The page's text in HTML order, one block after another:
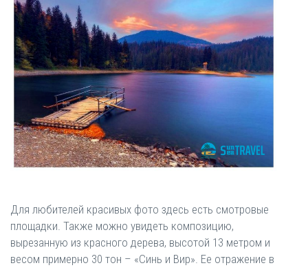
Для любителей красивых фото здесь есть смотровые
площадки. Также можно увидеть композицию,
вырезанную из красного дерева, высотой 13 метром и
весом примерно 30 тон – «Синь и Вир». Ее отражение в